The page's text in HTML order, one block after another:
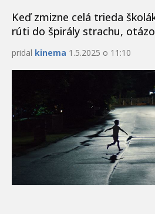
Keď zmizne celá trieda
rúti do špirály strachu,
pridal kinema 1.5.2025 o 11:10